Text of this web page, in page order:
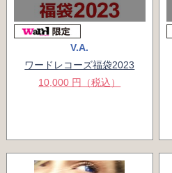
V.A.
ワードレコーズ福袋2023
10,000 円（税込）